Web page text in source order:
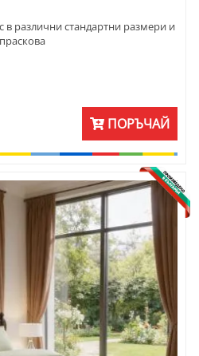
различни стандартни размери и
ПОРЪЧАЙ